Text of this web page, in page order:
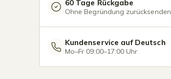
60 Tage Rückgabe
Ohne Begründung zurücksenden
Kundenservice auf Deutsch
Mo–Fr 09:00–17:00 Uhr